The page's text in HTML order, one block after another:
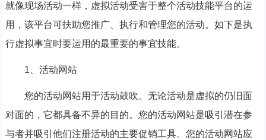
就像现场活动一样，虚拟活动受害于整个活动技能平台的运
用，该平台可扶助您推广、执行和管理您的活动。如下是执
行虚拟事宜时要运用的最重要的事宜技能。
1、活动网站
您的活动网站用于活动鼓吹。无论活动是虚拟的仍旧面
对面的，它都具备不异的目的。您的活动网站是吸引潜在参
与者并吸引他们注册活动的主要促销工具。您的活动网站应